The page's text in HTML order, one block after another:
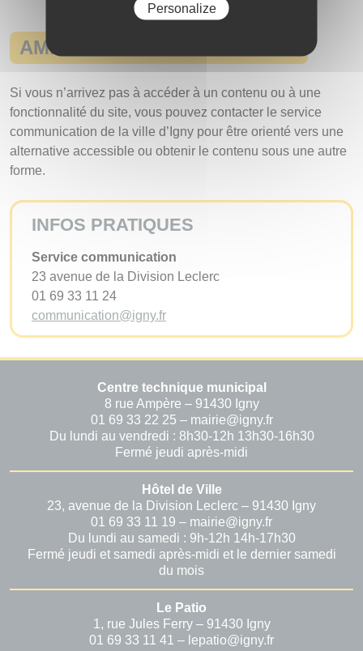
AMÉLIORATION ET CONTACT
Si vous n’arrivez pas à accéder à un contenu ou à une
fonctionnalité du site, vous pouvez contacter le service
communication de la ville d’Igny pour être orienté vers une
alternative accessible ou obtenir le contenu sous une autre
forme.
INFOS PRATIQUES
Service communication
23 avenue de la Division Leclerc
01 69 33 11 24
communication@igny.fr
Centre technique municipal
8 rue Ampère – 91430 Igny
01 69 33 22 25 – mairie@igny.fr
Du lundi au vendredi : 8h30-12h 13h30-16h30
Fermé jeudi après-midi
Hôtel de Ville
23, avenue de la Division Leclerc – 91430 Igny
01 69 33 11 19 – mairie@igny.fr
Du lundi au samedi : 9h-12h 14h-17h30
Fermé jeudi et samedi après-midi et le dernier samedi
du mois
Le Patio
1, rue Jules Ferry – 91430 Igny
01 69 33 11 41 – lepatio@igny.fr
Personalize